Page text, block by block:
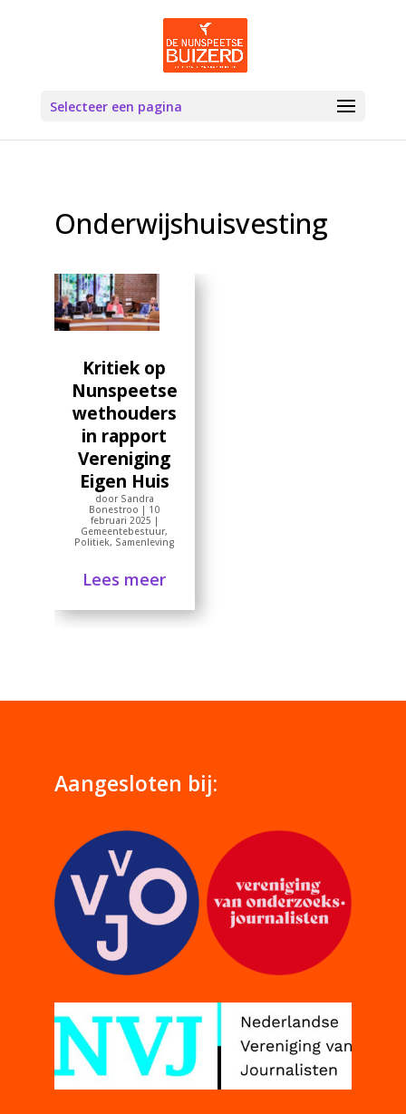
Selecteer een pagina
Onderwijshuisvesting
Kritiek op
Nunspeetse
wethouders
in rapport
Vereniging
Eigen Huis
door Sandra
Bonestroo | 10
februari 2025 |
Gemeentebestuur,
Politiek, Samenleving
Lees meer
Aangesloten bij: